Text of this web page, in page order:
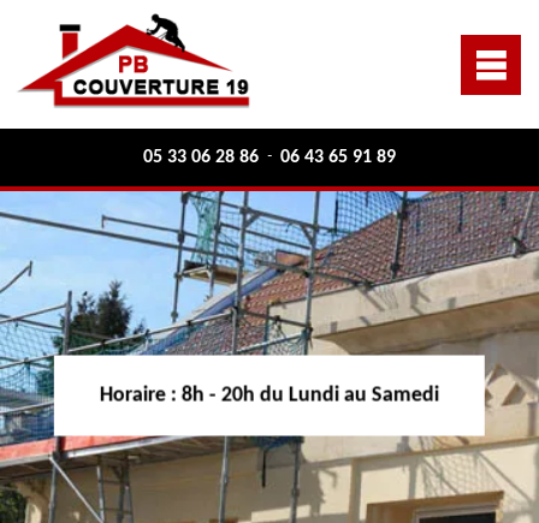
05 33 06 28 86 - 06 43 65 91 89
Horaire : 8h - 20h du Lundi au Samedi